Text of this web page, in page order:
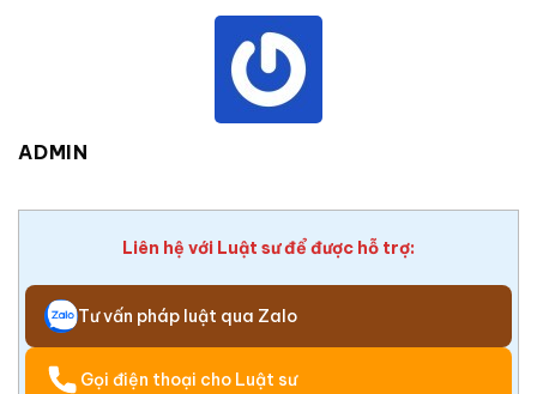
ADMIN
Liên hệ với Luật sư để được hỗ trợ:
Tư vấn pháp luật qua Zalo
Gọi điện thoại cho Luật sư